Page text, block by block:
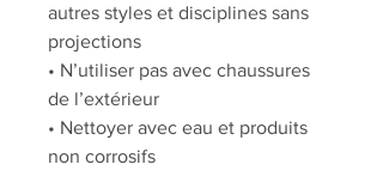
autres styles et disciplines sans
projections
• N’utiliser pas avec chaussures
de l’extérieur
• Nettoyer avec eau et produits
non corrosifs